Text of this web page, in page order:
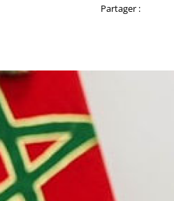
Partager :